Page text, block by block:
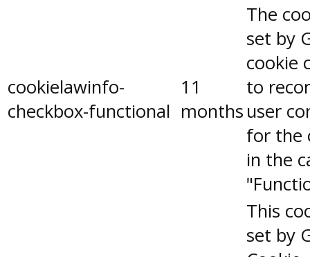
cookielawinfo-
checkbox-functional
11
months
The
set by
cookie
to
user
for the
in the
This
set by